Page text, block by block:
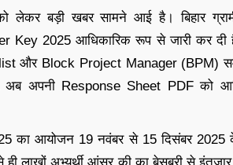
लेकर बड़ी खबर सामने आई है। बिहार
Key 2025 आधिकारिक रूप से जारी कर
और Block Project Manager (BPM)
अब अपनी Response Sheet PDF को
का आयोजन 19 नवंबर से 15 दिसंबर 2025 के
से ही लाखों अभ्यर्थी आंसर की का बेसब्री से